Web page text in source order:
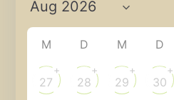
v
M D M D
27
+
28
+
29
+
30
+